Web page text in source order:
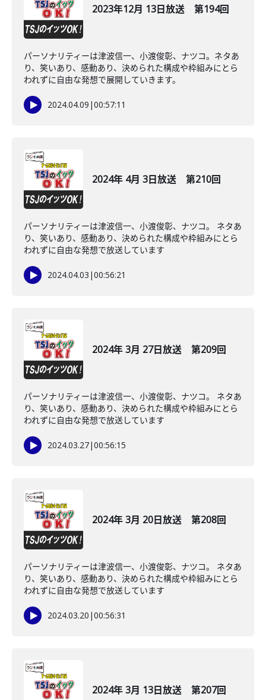
2023年12月 13日放送 第194回
パーソナリティーは津波信一、小渡俊彰、ナツコ。ネタあ
り、笑いあり、感動あり、決められた構成や枠組みにとら
われずに自由な発想で展開していきます。
2024.04.09 |00:57:11
2024年 4月 3日放送 第210回
パーソナリティーは津波信一、小渡俊彰、ナツコ。 ネタあ
り、笑いあり、感動あり、決められた構成や枠組みにとら
われずに自由な発想で放送しています
2024.04.03 |00:56:21
2024年 3月 27日放送 第209回
パーソナリティーは津波信一、小渡俊彰、ナツコ。 ネタあ
り、笑いあり、感動あり、決められた構成や枠組みにとら
われずに自由な発想で放送しています
2024.03.27|00:56:15
2024年 3月 20日放送 第208回
パーソナリティーは津波信一、小渡俊彰、ナツコ。 ネタあ
り、笑いあり、感動あり、決められた構成や枠組みにとら
われずに自由な発想で放送しています
2024.03.20 |00:56:31
2024年 3月 13日放送 第207回